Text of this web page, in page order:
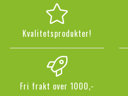
Kvalitetsprodukter!
Fri frakt over 1000,-